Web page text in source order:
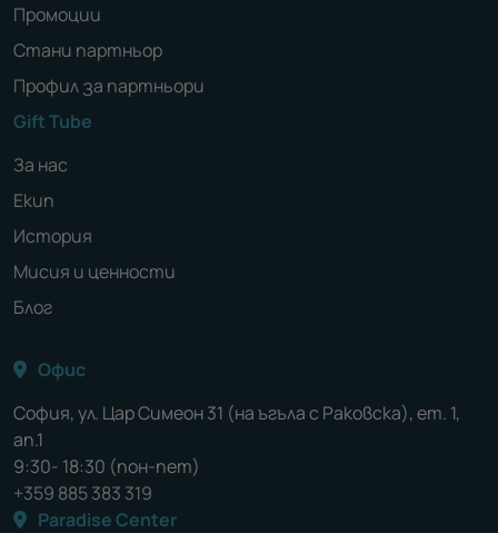
Промоции
Стани партньор
Профил за партньори
Gift Tube
За нас
Екип
История
Мисия и ценности
Блог
Офис
София, ул. Цар Симеон 31 (на ъгъла с Раковска), ет. 1,
ап.1
9:30- 18:30 (пон-пет)
+359 885 383 319
Paradise Center